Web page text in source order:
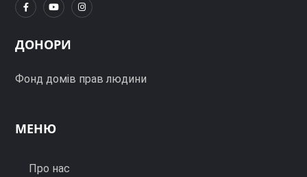
ДОНОРИ
Фонд домів прав людини
МЕНЮ
Про нас